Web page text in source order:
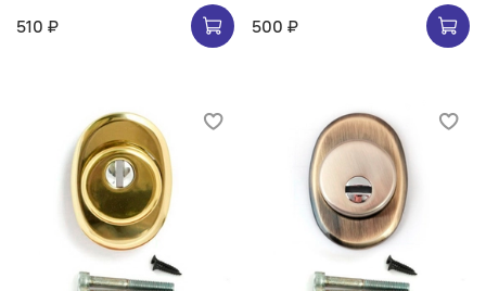
510 ₽
500 ₽